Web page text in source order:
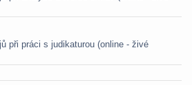
při práci s judikaturou (online - živé